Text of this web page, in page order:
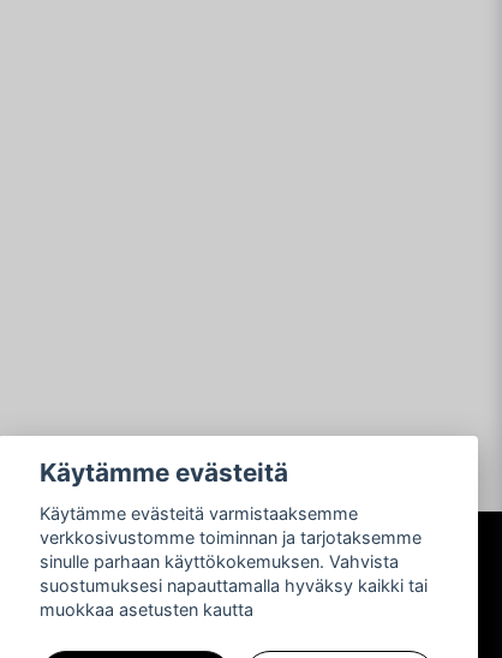
Sosiaalinen media
Käytämme evästeitä
Käytämme evästeitä varmistaaksemme
verkkosivustomme toiminnan ja tarjotaksemme
sinulle parhaan käyttökokemuksen. Vahvista
suostumuksesi napauttamalla hyväksy kaikki tai
muokkaa asetusten kautta